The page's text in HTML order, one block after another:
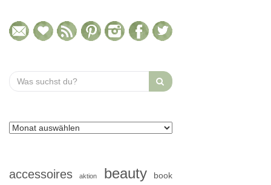
Search
for:
accessoires aktion beauty book